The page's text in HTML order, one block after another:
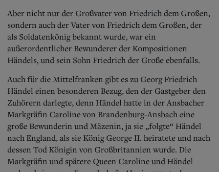
Aber nicht nur der Großvater von Friedrich dem Großen,
sondern auch der Vater von Friedrich dem Großen, der
als Soldatenkönig bekannt wurde, war ein
außerordentlicher Bewunderer der Kompositionen
Händels, und sein Sohn Friedrich der Große ebenfalls.
Auch für die Mittelfranken gibt es zu Georg Friedrich
Händel einen besonderen Bezug, den der Gastgeber den
Zuhörern darlegte, denn Händel hatte in der Ansbacher
Markgräfin Caroline von Brandenburg-Ansbach eine
große Bewunderin und Mäzenin, ja sie „folgte“ Händel
nach England, als sie König George II. heiratete und nach
dessen Tod Königin von Großbritannien wurde. Die
Markgräfin und spätere Queen Caroline und Händel